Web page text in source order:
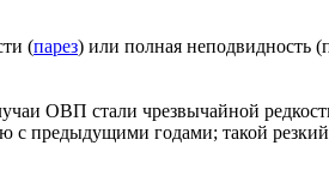
(парез) или полная неподвидность
ОВП стали чрезвычайной
с предыдущими годами; такой резкий